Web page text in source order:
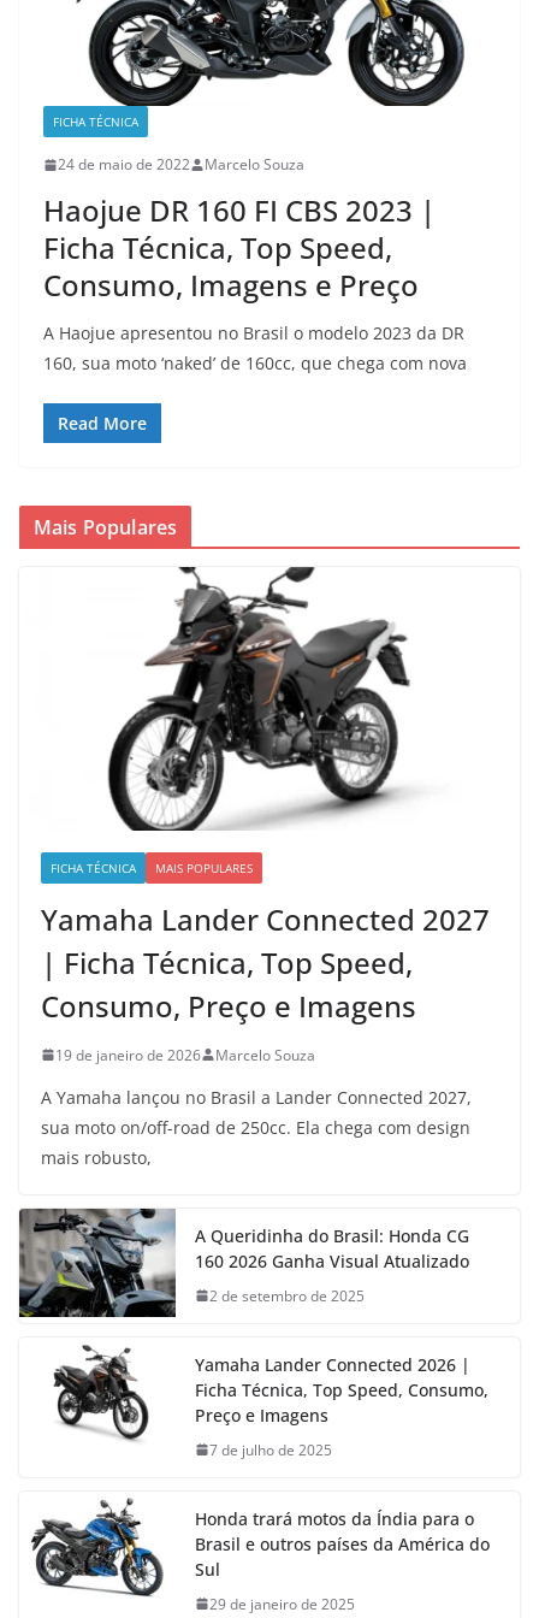
FICHA TÉCNICA
24 de maio de 2022 Marcelo Souza
Haojue DR 160 FI CBS 2023 |
Ficha Técnica, Top Speed,
Consumo, Imagens e Preço
A Haojue apresentou no Brasil o modelo 2023 da DR
160, sua moto ‘naked’ de 160cc, que chega com nova
Read More
Mais Populares
FICHA TÉCNICA MAIS POPULARES
Yamaha Lander Connected 2027
| Ficha Técnica, Top Speed,
Consumo, Preço e Imagens
19 de janeiro de 2026 Marcelo Souza
A Yamaha lançou no Brasil a Lander Connected 2027,
sua moto on/off-road de 250cc. Ela chega com design
mais robusto,
A Queridinha do Brasil: Honda CG
160 2026 Ganha Visual Atualizado
2 de setembro de 2025
Yamaha Lander Connected 2026 |
Ficha Técnica, Top Speed, Consumo,
Preço e Imagens
7 de julho de 2025
Honda trará motos da Índia para o
Brasil e outros países da América do
Sul
29 de janeiro de 2025